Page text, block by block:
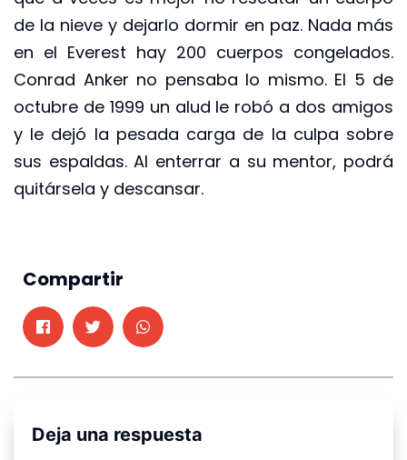
de la nieve y dejarlo dormir en paz. Nada más
en el Everest hay 200 cuerpos congelados.
Conrad Anker no pensaba lo mismo. El 5 de
octubre de 1999 un alud le robó a dos amigos
y le dejó la pesada carga de la culpa sobre
sus espaldas. Al enterrar a su mentor, podrá
quitársela y descansar.
Compartir
Deja una respuesta